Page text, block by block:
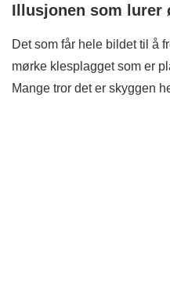
Illusjonen som lurer
Det som får hele bildet til å
mørke klesplagget som er
Mange tror det er skyggen